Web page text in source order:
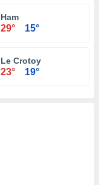
Ham
29° 15°
Le Crotoy
23° 19°